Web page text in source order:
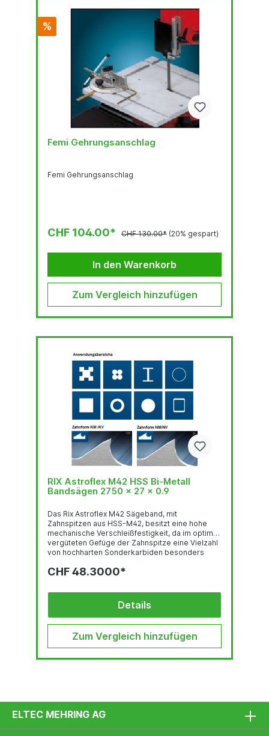
%
Femi Gehrungsanschlag
Femi Gehrungsanschlag
CHF 104.00* CHF 130.00* (20% gespart)
In den Warenkorb
Zum Vergleich hinzufügen
RIX Astroflex M42 HSS Bi-Metall
Bandsägen 2750 x 27 x 0.9
Das Rix Astroflex M42 Sägeband, mit
Zahnspitzen aus HSS-M42, besitzt eine hohe
mechanische Verschleißfestigkeit, da im optimal
vergüteten Gefüge der Zahnspitze eine Vielzahl
von hochharten Sonderkarbiden besonders
in einer temperaturbeständigen martensitischen
für eine sehr gute thermische
Verschleißfestigkeit. Das Trägerband aus
hochlegiertem, chromhaltigen Federstahl ist der
Garant für hervorragende
CHF 48.3000*
Details
Zum Vergleich hinzufügen
ELTEC MEHRING AG